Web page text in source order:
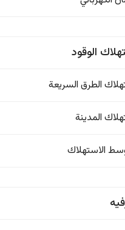
الوقود
الطرق السريعة
المدينة
الاستهلاك